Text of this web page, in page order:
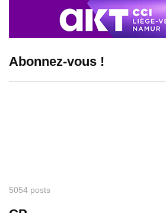
Abonnez-vous !
5054 posts